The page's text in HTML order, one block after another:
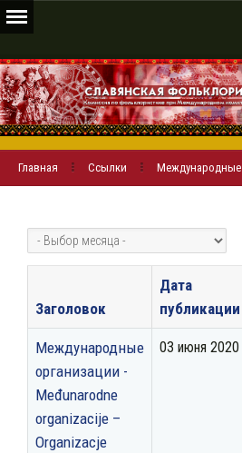
Главная Ссылки Международные
Заголовок
Дата
публикации
Международные
организации -
Мeđunarodne
organizacije –
Organizacje
03 июня 2020